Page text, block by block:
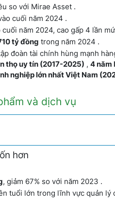
so với Mirae Asset .
cuối năm 2024 .
cuối năm 2024, cao gấp 4 lần
tỷ đồng trong năm 2024 .
đoàn tài chính hùng mạnh
thọ uy tín (2017-2025) , 4 năm
nghiệp lớn nhất Việt Nam
và dịch vụ
hơn
, giảm 67% so với năm 2023 .
tuổi lớn trong lĩnh vực quản lý